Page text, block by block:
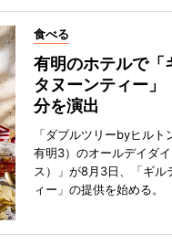
食べる
有明のホテルで「
タヌーンティー
分を演出
「ダブルツリーbyヒル
有明3）のオールデイダ
ス）」が8月3日、「ギル
ィー」の提供を始める。